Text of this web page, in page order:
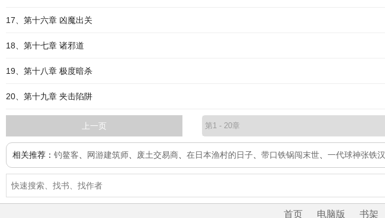
17、第十六章 凶魔出关
18、第十七章 诸邪道
19、第十八章 极度暗杀
20、第十九章 夹击陷阱
上一页
相关推荐： 钓鳌客 网游建筑师 废土交易商 在日本渔村的日子 带口铁锅闯末世 一代球神张铁汉
首页 电脑版 书架